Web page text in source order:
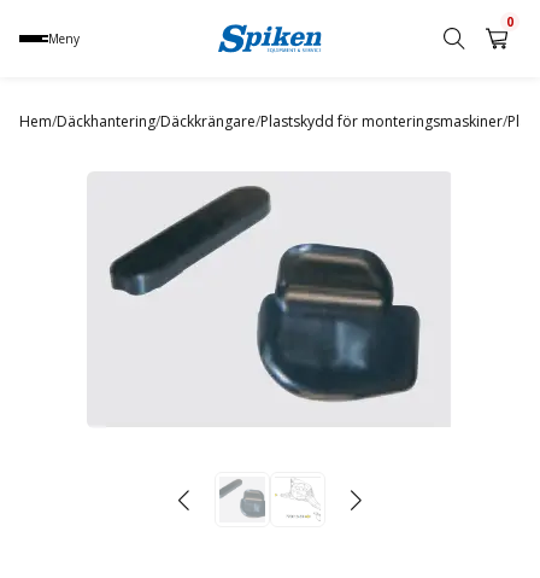
Meny
namn,
0
Hem/Däckhantering/Däckkrängare/Plastskydd för monteringsmaskiner/